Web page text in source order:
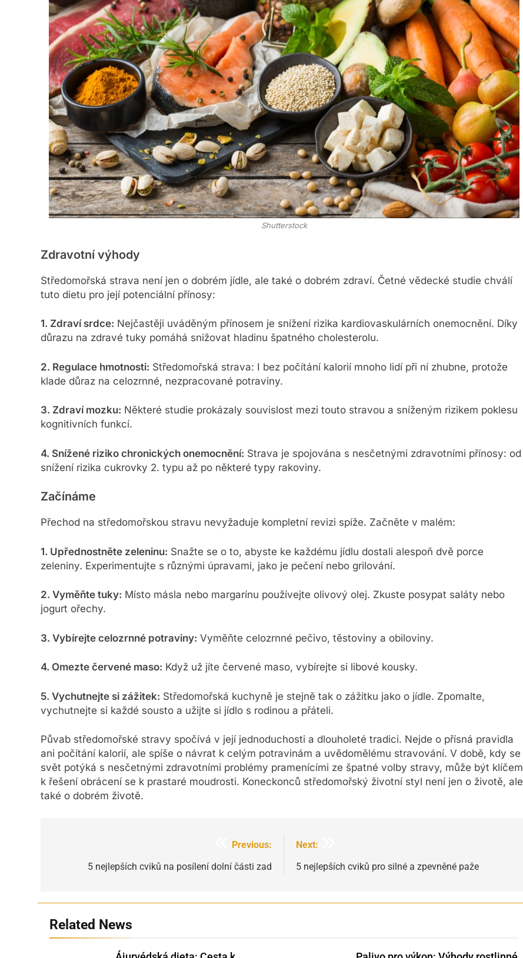
Shutterstock
Zdravotní výhody
Středomořská strava není jen o dobrém jídle, ale také o dobrém zdraví. Četné vědecké studie chválí
tuto dietu pro její potenciální přínosy:
1. Zdraví srdce: Nejčastěji uváděným přínosem je snížení rizika kardiovaskulárních onemocnění. Díky
důrazu na zdravé tuky pomáhá snižovat hladinu špatného cholesterolu.
2. Regulace hmotnosti: Středomořská strava: I bez počítání kalorií mnoho lidí při ní zhubne, protože
klade důraz na celozrnné, nezpracované potraviny.
3. Zdraví mozku: Některé studie prokázaly souvislost mezi touto stravou a sníženým rizikem poklesu
kognitivních funkcí.
4. Snížené riziko chronických onemocnění: Strava je spojována s nesčetnými zdravotními přínosy: od
snížení rizika cukrovky 2. typu až po některé typy rakoviny.
Začínáme
Přechod na středomořskou stravu nevyžaduje kompletní revizi spíže. Začněte v malém:
1. Upřednostněte zeleninu: Snažte se o to, abyste ke každému jídlu dostali alespoň dvě porce
zeleniny. Experimentujte s různými úpravami, jako je pečení nebo grilování.
2. Vyměňte tuky: Místo másla nebo margarínu používejte olivový olej. Zkuste posypat saláty nebo
jogurt ořechy.
3. Vybírejte celozrnné potraviny: Vyměňte celozrnné pečivo, těstoviny a obiloviny.
4. Omezte červené maso: Když už jíte červené maso, vybírejte si libové kousky.
5. Vychutnejte si zážitek: Středomořská kuchyně je stejně tak o zážitku jako o jídle. Zpomalte,
vychutnejte si každé sousto a užijte si jídlo s rodinou a přáteli.
Půvab středomořské stravy spočívá v její jednoduchosti a dlouholeté tradici. Nejde o přísná pravidla
ani počítání kalorií, ale spíše o návrat k celým potravinám a uvědomělému stravování. V době, kdy se
svět potýká s nesčetnými zdravotními problémy pramenícími ze špatné volby stravy, může být klíčem
k řešení obrácení se k prastaré moudrosti. Koneckonců středomořský životní styl není jen o životě, ale
také o dobrém životě.
Previous:
5 nejlepších cviků na posílení dolní části zad
Next:
5 nejlepších cviků pro silné a zpevněné paže
Related News